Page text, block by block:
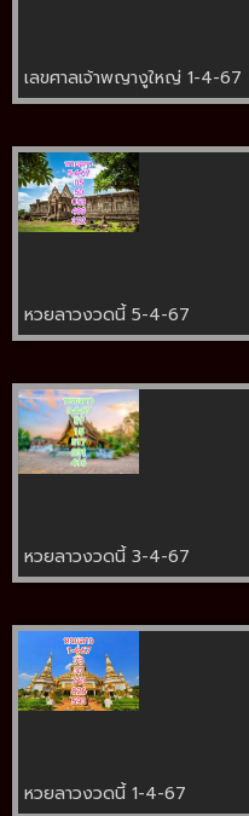
เลขศาลเจ้าพญางูใหญ่ 1-4-67
หวยลาวงวดนี้ 5-4-67
หวยลาวงวดนี้ 3-4-67
หวยลาวงวดนี้ 1-4-67